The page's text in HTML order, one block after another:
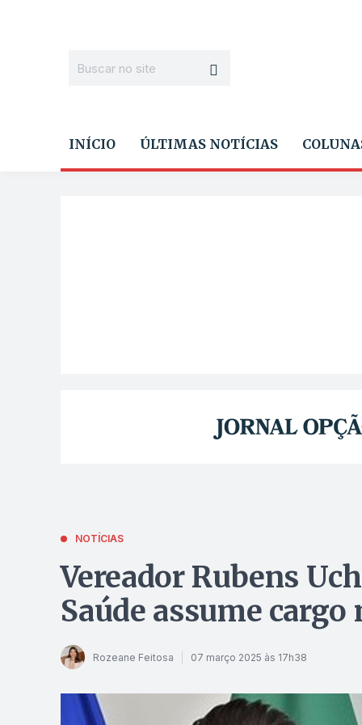
INÍCIO ÚLTIMAS NOTÍCIAS
NOTÍCIAS
Vereador Rubens
Saúde assume cargo
Rozeane Feitosa 07 março 2025 às 17h38